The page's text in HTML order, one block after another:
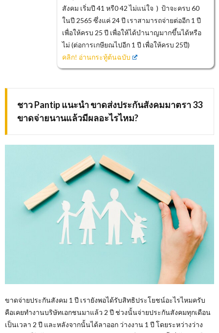
สังคม เริ่มปี 41 หรื0 42 ไม่แน่ใจ ) ป้าจะครบ 60
ในปี 2565 ซึ่งแค่ 24 ปี เราสามารถจ่ายต่ออีก 1 ปี
เพื่อให้ครบ 25 ปี เพื่อให้ได้บำนาญมากขึ้นได้หรือ
ไม่ (ต่อการเกษียณไปอีก 1 ปี เพื่อให้ครบ 25ปี)
คลิก! อ่านกระทู้ต้นฉบับ
ชาว Pantip แนะนำ ขาดส่งประกันสังคมมาตรา 33
ขาดจ่ายนานแล้วมีผลอะไรไหม?
ขาดจ่ายประกันสังคม 1 ปี เรายังพอได้รับสิทธิประโยชน์อะไรไหมครับ
คือเคยทำงานบริษัทเอกชนมาแล้ว 2 ปี ช่วงนั้นจ่ายประกันสังคมทุกเดือน
เป็นเวลา 2 ปี และหลังจากนั้นได้ลาออก ว่างงาน 1 ปี โดยระหว่างว่าง